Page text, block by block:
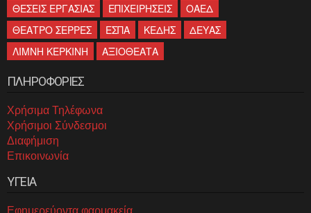
ΘΕΣΕΙΣ ΕΡΓΑΣΙΑΣ
ΕΠΙΧΕΙΡΗΣΕΙΣ
ΟΑΕΔ
ΘΕΑΤΡΟ ΣΕΡΡΕΣ
ΕΣΠΑ ΚΕΔΗΣ
ΔΕΥΑΣ
ΛΙΜΝΗ ΚΕΡΚΙΝΗ
ΑΞΙΟΘΕΑΤΑ
ΠΛΗΡΟΦΟΡΙΕΣ
Χρήσιμα Τηλέφωνα
Χρήσιμοι Σύνδεσμοι
Διαφήμιση
Επικοινωνία
ΥΓΕΙΑ
Εφημερεύοντα φαρμακεία